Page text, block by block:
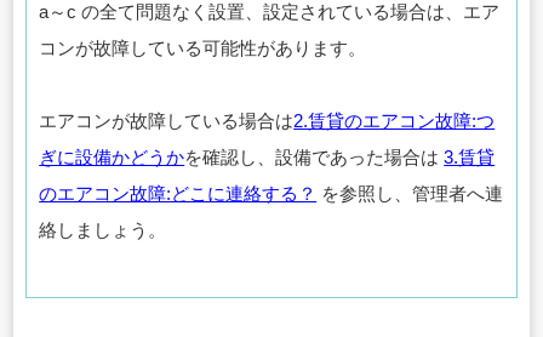
a～c の全て問題なく設置、設定されている場合は、エア
コンが故障している可能性があります。
エアコンが故障している場合は2.賃貸のエアコン故障:つ
ぎに設備かどうかを確認し、設備であった場合は3.賃貸
のエアコン故障:どこに連絡する？ を参照し、管理者へ連
絡しましょう。